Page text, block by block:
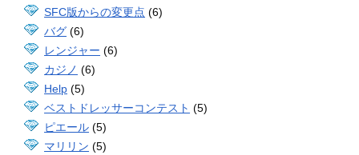
SFC版からの変更点 (6)
バグ (6)
レンジャー (6)
カジノ (6)
Help (5)
ベストドレッサーコンテスト (5)
ピエール (5)
マリリン (5)